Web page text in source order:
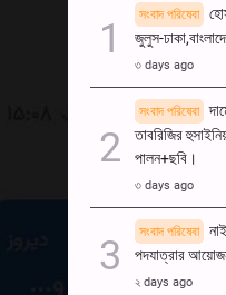
সংবাদ পরিষেবা
জুলুস-
৩ days ago
সংবাদ পরিষেবা
তাবরিজির
পালন+ছবি।
৩ days ago
সংবাদ পরিষেবা
পদযাত্রার
২ days ago